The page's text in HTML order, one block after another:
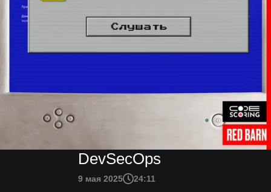
DevSecOps
9 мая 2025 24:11